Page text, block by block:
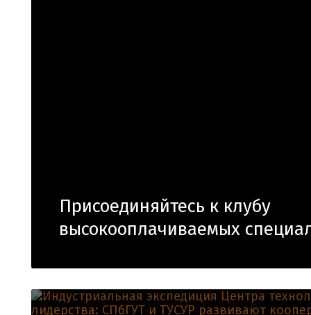
Присоединяйтесь к клубу
высокооплачиваемых